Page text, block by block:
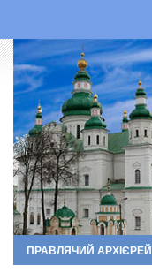
ПРАВЛЯЧИЙ АРХІЄРЕЙ